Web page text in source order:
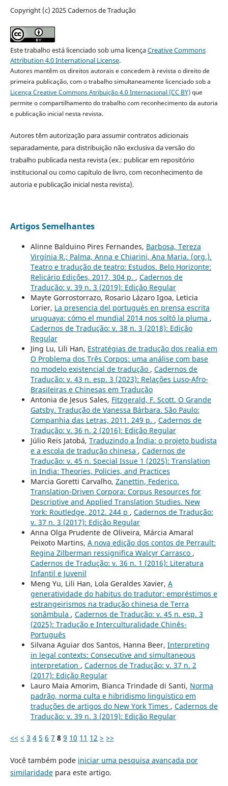
Copyright (c) 2025 Cadernos de Tradução
Este trabalho está licenciado sob uma licençaCreative Commons
Attribution 4.0 International License.
Autores mantêm os direitos autorais e concedem à revista o direito de
primeira publicação, com o trabalho simultaneamente licenciado sob a
Licença Creative Commons Atribuição 4.0 Internacional (CC BY)que
permite o compartilhamento do trabalho com reconhecimento da autoria
e publicação inicial nesta revista.
Autores têm autorização para assumir contratos adicionais
separadamente, para distribuição não exclusiva da versão do
trabalho publicada nesta revista (ex.: publicar em repositório
institucional ou como capítulo de livro, com reconhecimento de
autoria e publicação inicial nesta revista).
Artigos Semelhantes
Alinne Balduino Pires Fernandes, Barbosa, Tereza
Virgínia R.; Palma, Anna e Chiarini, Ana Maria. (org.).
Teatro e tradução de teatro: Estudos. Belo Horizonte:
Relicário Edições, 2017, 304 p. , Cadernos de
Tradução: v. 39 n. 3 (2019): Edição Regular
Mayte Gorrostorrazo, Rosario Lázaro Igoa, Leticia
Lorier, La presencia del portugués en prensa escrita
uruguaya: cómo el mundial 2014 nos soltó la pluma ,
Cadernos de Tradução: v. 38 n. 3 (2018): Edição
Regular
Jing Lu, Lili Han, Estratégias de tradução dos realia em
O Problema dos Três Corpos: uma análise com base
no modelo existencial de tradução , Cadernos de
Tradução: v. 43 n. esp. 3 (2023): Relações Luso-Afro-
Brasileiras e Chinesas em Tradução
Antonia de Jesus Sales, Fitzgerald, F. Scott. O Grande
Gatsby. Tradução de Vanessa Bárbara. São Paulo:
Companhia das Letras, 2011. 249 p. , Cadernos de
Tradução: v. 36 n. 2 (2016): Edição Regular
Júlio Reis Jatobá, Traduzindo a Índia: o projeto budista
e a escola de tradução chinesa , Cadernos de
Tradução: v. 45 n. Special Issue 1 (2025): Translation
in India: Theories, Policies, and Practices
Marcia Goretti Carvalho, Zanettin, Federico.
Translation-Driven Corpora: Corpus Resources for
Descriptive and Applied Translation Studies. New
York: Routledge, 2012. 244 p , Cadernos de Tradução:
v. 37 n. 3 (2017): Edição Regular
Anna Olga Prudente de Oliveira, Márcia Amaral
Peixoto Martins, A nova edição dos contos de Perrault:
Regina Zilberman ressignifica Walcyr Carrasco ,
Cadernos de Tradução: v. 36 n. 1 (2016): Literatura
Infantil e Juvenil
Meng Yu, Lili Han, Lola Geraldes Xavier, A
generatividade do habitus do tradutor: empréstimos e
estrangeirismos na tradução chinesa de Terra
sonâmbula , Cadernos de Tradução: v. 45 n. esp. 3
(2025): Tradução e Interculturalidade Chinês-
Português
Silvana Aguiar dos Santos, Hanna Beer, Interpreting
in legal contexts: Consecutive and simultaneous
interpretation , Cadernos de Tradução: v. 37 n. 2
(2017): Edição Regular
Lauro Maia Amorim, Bianca Trindade di Santi, Norma
padrão, norma culta e hibridismo linguístico em
traduções de artigos do New York Times , Cadernos de
Tradução: v. 39 n. 3 (2019): Edição Regular
<< < 3 4 5 6 7 8 9 10 11 12 > >>
Você também pode iniciar uma pesquisa avançada por
similaridadepara este artigo.